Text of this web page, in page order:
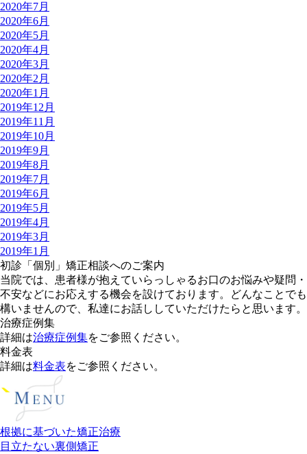
2020年7月
2020年6月
2020年5月
2020年4月
2020年3月
2020年2月
2020年1月
2019年12月
2019年11月
2019年10月
2019年9月
2019年8月
2019年7月
2019年6月
2019年5月
2019年4月
2019年3月
2019年1月
初診「個別」矯正相談へのご案内
当院では、患者様が抱えていらっしゃるお口のお悩みや疑問・
不安などにお応えする機会を設けております。どんなことでも
構いませんので、私達にお話ししていただけたらと思います。
治療症例集
詳細は治療症例集をご参照ください。
料金表
詳細は料金表をご参照ください。
根拠に基づいた矯正治療
目立たない裏側矯正